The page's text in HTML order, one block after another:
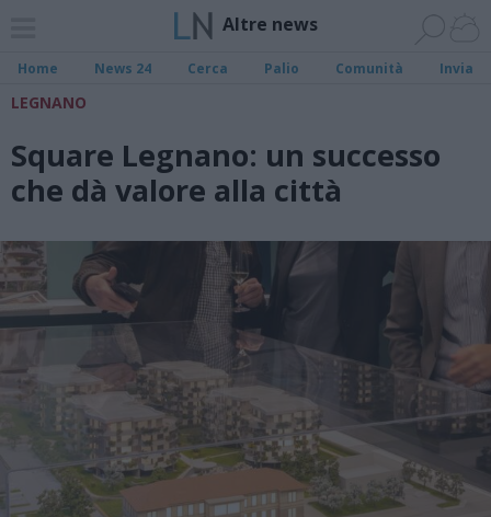
Altre news
Home News 24 Cerca Palio Comunità Invia
LEGNANO
Square Legnano: un successo
che dà valore alla città